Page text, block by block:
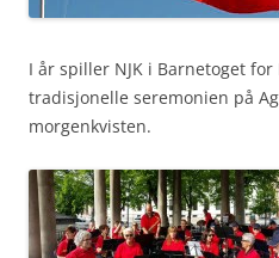
I år spiller NJK i Barnetoget
tradisjonelle seremonien på
morgenkvisten.